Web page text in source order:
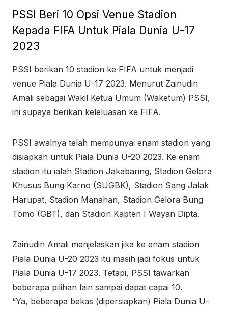
PSSI Beri 10 Opsi Venue Stadion
Kepada FIFA Untuk Piala Dunia U-17
2023
PSSI berikan 10 stadion ke FIFA untuk menjadi
venue Piala Dunia U-17 2023. Menurut Zainudin
Amali sebagai Wakil Ketua Umum (Waketum) PSSI,
ini supaya berikan keleluasan ke FIFA.
PSSI awalnya telah mempunyai enam stadion yang
disiapkan untuk Piala Dunia U-20 2023. Ke enam
stadion itu ialah Stadion Jakabaring, Stadion Gelora
Khusus Bung Karno (SUGBK), Stadion Sang Jalak
Harupat, Stadion Manahan, Stadion Gelora Bung
Tomo (GBT), dan Stadion Kapten I Wayan Dipta.
Zainudin Amali menjelaskan jika ke enam stadion
Piala Dunia U-20 2023 itu masih jadi fokus untuk
Piala Dunia U-17 2023. Tetapi, PSSI tawarkan
beberapa pilihan lain sampai dapat capai 10.
“Ya, beberapa bekas (dipersiapkan) Piala Dunia U-